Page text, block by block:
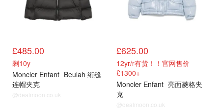
£485.00
剩10y
Moncler Enfant Beulah 绗缝
连帽夹克
@dealmoon.co.uk
£625.00
12yr/r有货！！官网售价
£1300+
Moncler Enfant 亮面菱格夹
克
@dealmoon.co.uk